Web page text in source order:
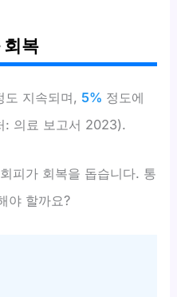
회복
도 지속되며, 5% 정도에
: 의료 보고서 2023).
피가 회복을 돕습니다. 통
야 할까요?